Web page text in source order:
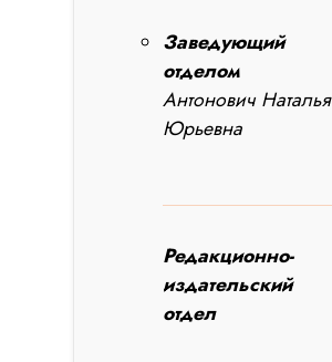
Заведующий
отделом
Антонович Наталья
Юрьевна
Редакционно-
издательский
отдел